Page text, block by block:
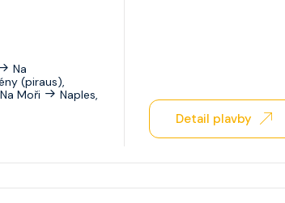
Na
(piraus),
Na Moři
Naples,
Detail plavby